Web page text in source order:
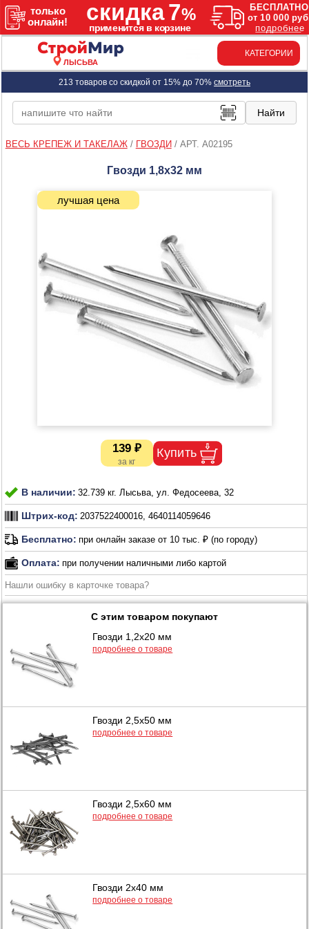
ЛЫСЬВА
КАТЕГОРИИ
213 товаров со скидкой от 15% до 70% смотреть
ВЕСЬ КРЕПЕЖ И ТАКЕЛАЖ/ ГВОЗДИ / АРТ. A02195
Гвозди 1,8х32 мм
139 ₽
В наличии: 32.739 кг. Лысьва, ул. Федосеева, 32
Штрих-код: 2037522400016, 4640114059646
Бесплатно: при онлайн заказе от 10 тыс. ₽ (по городу)
Оплата: при получении наличными либо картой
Нашли ошибку в карточке товара?
С этим товаром покупают
Гвозди 1,2х20 мм
подробнее о товаре
Гвозди 2,5х50 мм
подробнее о товаре
Гвозди 2,5х60 мм
подробнее о товаре
Гвозди 2х40 мм
подробнее о товаре